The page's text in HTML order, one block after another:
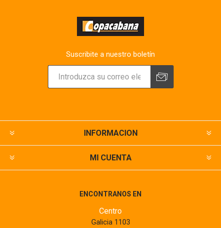
Suscribite a nuestro boletín
INFORMACION
MI CUENTA
ENCONTRANOS EN
Centro
Galicia 1103